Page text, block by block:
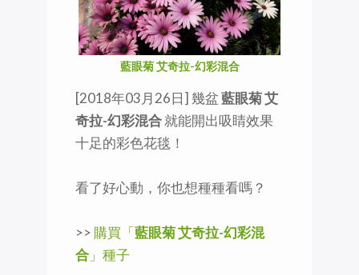
藍眼菊 艾奇拉-幻彩混合
[2018年03月26日] 幾盆藍眼菊 艾
奇拉-幻彩混合就能開出吸睛效果
十足的彩色花毯！
看了好心動，你也想種種看嗎？
>> 購買「藍眼菊 艾奇拉-幻彩混
合 」種子